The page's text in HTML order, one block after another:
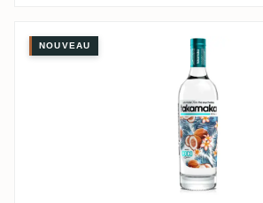
Trois Frères Distillery
NOUVEAU